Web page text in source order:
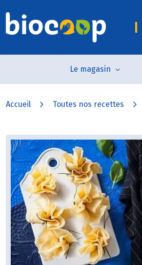
Le magasin
Accueil Toutes nos recettes